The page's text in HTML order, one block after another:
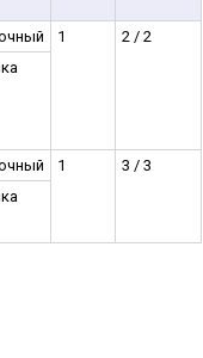
1
2 / 2
1
3 / 3